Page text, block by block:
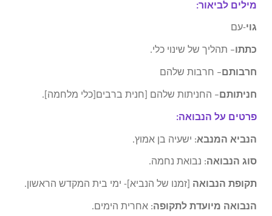
מילים לביאור:
גוי-עם
כתתו– תהליך של שינוי כלי.
חרבותם – חרבות שלהם
חניתותם – החניתות שלהם [חנית ברבים[כלי מלחמה].
פרטים על הנבואה:
הנביא המנבא: ישעיה בן אמוץ.
סוג הנבואה: נבואת נחמה.
תקופת הנבואה [זמנו של הנביא]- ימי בית המקדש הראשון.
הנבואה מיועדת לתקופה: אחרית הימים.